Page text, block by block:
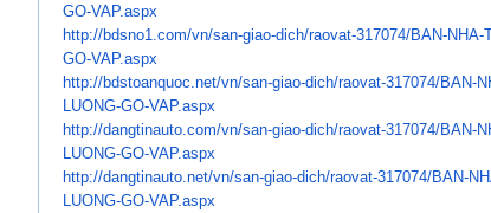
GO-VAP.aspx
http://bdsno1.com/vn/san-giao-dich/raovat-317074/BAN-NHA-
GO-VAP.aspx
http://bdstoanquoc.net/vn/san-giao-dich/raovat-317074/BAN-
LUONG-GO-VAP.aspx
http://dangtinauto.com/vn/san-giao-dich/raovat-317074/BAN-
LUONG-GO-VAP.aspx
http://dangtinauto.net/vn/san-giao-dich/raovat-317074/BAN-
LUONG-GO-VAP.aspx